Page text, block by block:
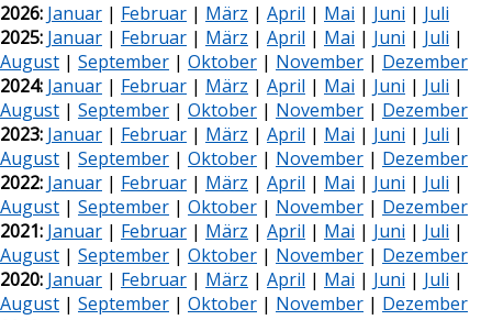
2026: Januar | Februar | März | April | Mai | Juni | Juli
2025: Januar | Februar | März | April | Mai | Juni | Juli |
August | September | Oktober | November | Dezember
2024: Januar | Februar | März | April | Mai | Juni | Juli |
August | September | Oktober | November | Dezember
2023: Januar | Februar | März | April | Mai | Juni | Juli |
August | September | Oktober | November | Dezember
2022: Januar | Februar | März | April | Mai | Juni | Juli |
August | September | Oktober | November | Dezember
2021: Januar | Februar | März | April | Mai | Juni | Juli |
August | September | Oktober | November | Dezember
2020: Januar | Februar | März | April | Mai | Juni | Juli |
August | September | Oktober | November | Dezember